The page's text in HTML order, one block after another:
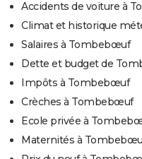
Accidents de voiture à
Climat et historique
Salaires à Tombebœuf
Dette et budget de
Impôts à Tombebœuf
Crèches à Tombebœuf
Ecole privée à
Maternités à